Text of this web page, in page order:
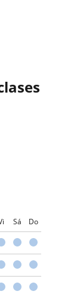
Sá Do